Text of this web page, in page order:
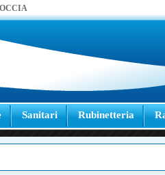
Sanitari Rubinetteria